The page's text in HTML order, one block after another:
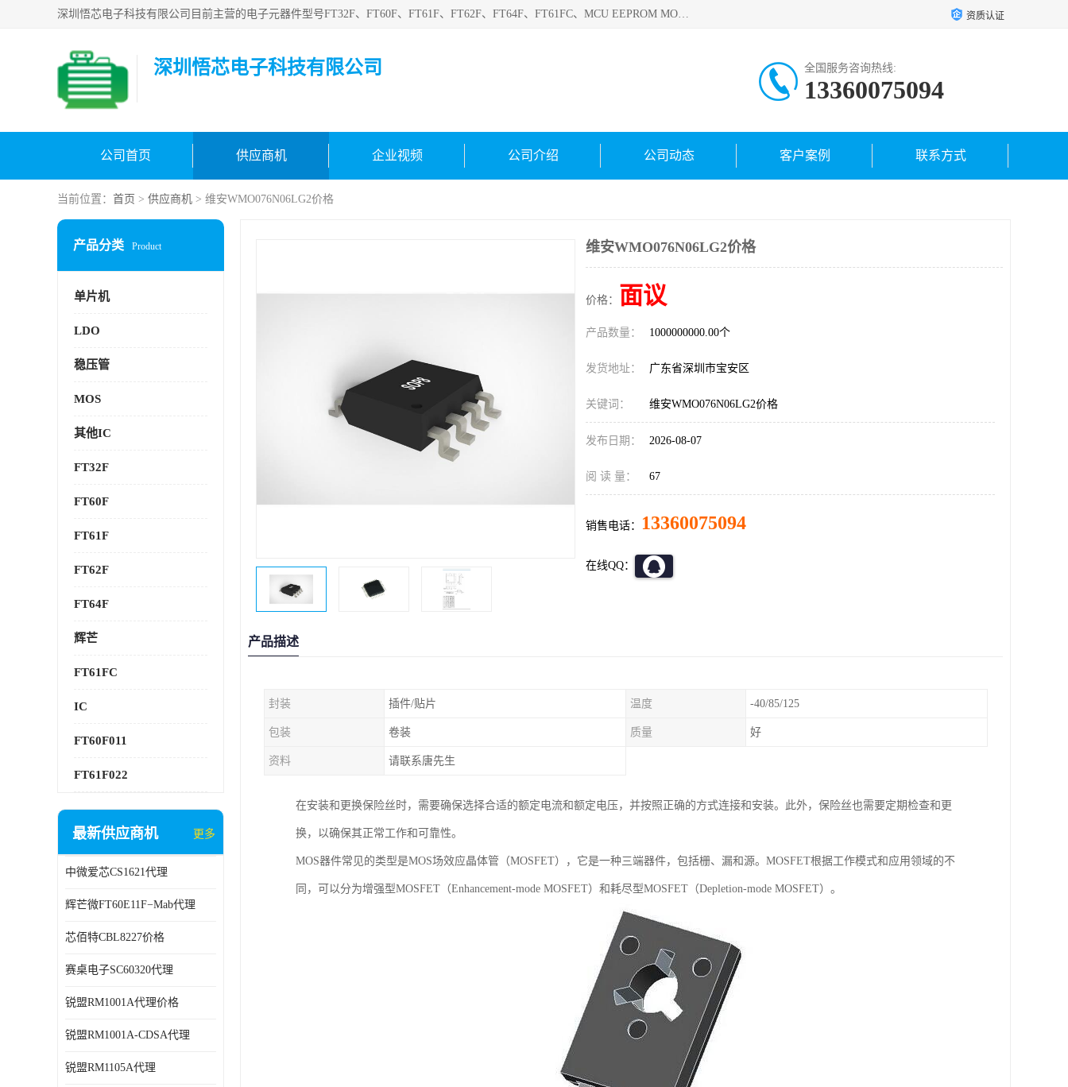
深圳悟芯电子科技有限公司目前主营的电子元器件型号FT32F、FT60F、FT61F、FT62F、FT64F、FT61FC、MCU EEPROM MOS LDO 稳压管 触摸IC DC-DC AC-DC 协议IC等，广泛应用于LED射灯、LED日光灯、等诸多领域。 资质认证
深圳悟芯电子科技有限公司 全国服务咨询热线:
13360075094
公司首页 供应商机 企业视频 公司介绍 公司动态 客户案例 联系方式
当前位置： 首页 > 供应商机 > 维安WMO076N06LG2价格
产品分类 Product
单片机
LDO
稳压管
MOS
其他IC
FT32F
FT60F
FT61F
FT62F
FT64F
辉芒
FT61FC
IC
FT60F011
FT61F022
最新供应商机 更多
中微爱芯CS1621代理
辉芒微FT60E11F−Mab代理
芯佰特CBL8227价格
赛桌电子SC60320代理
锐盟RM1001A代理价格
锐盟RM1001A-CDSA代理
锐盟RM1105A代理
维安WMO076N06LG2价格
价格： 面议
产品数量： 1000000000.00个
发货地址： 广东省深圳市宝安区
关键词： 维安WMO076N06LG2价格
发布日期： 2026-08-07
阅 读 量： 67
销售电话： 13360075094
在线QQ：
产品描述
封装 插件/贴片 温度 -40/85/125
包装 卷装 质量 好
资料 请联系唐先生
在安装和更换保险丝时，需要确保选择合适的额定电流和额定电压，并按照正确的方式连接和安装。此外，保险丝也需要定期检查和更
换，以确保其正常工作和可靠性。
MOS器件常见的类型是MOS场效应晶体管（MOSFET），它是一种三端器件，包括栅、漏和源。MOSFET根据工作模式和应用领域的不
同，可以分为增强型MOSFET（Enhancement-mode MOSFET）和耗尽型MOSFET（Depletion-mode MOSFET）。